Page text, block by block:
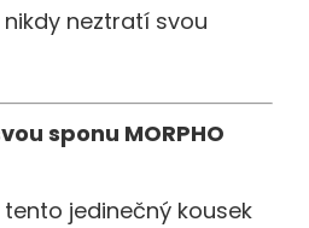
neztratí svou
sponu MORPHO
jedinečný kousek